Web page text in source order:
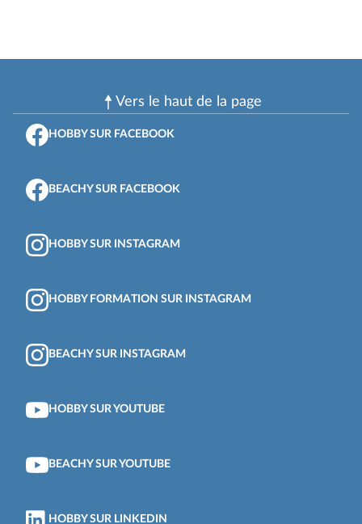
Vers le haut de la page
HOBBY SUR FACEBOOK
BEACHY SUR FACEBOOK
HOBBY SUR INSTAGRAM
HOBBY FORMATION SUR INSTAGRAM
BEACHY SUR INSTAGRAM
HOBBY SUR YOUTUBE
BEACHY SUR YOUTUBE
HOBBY SUR LINKEDIN